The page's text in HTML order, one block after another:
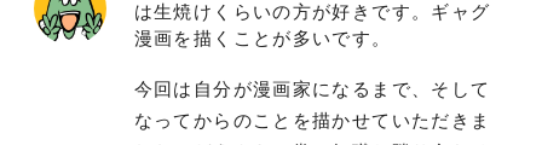
は生焼けくらいの方が好きです。ギャグ
漫画を描くことが多いです。
今回は自分が漫画家になるまで、そして
なってからのことを描かせていただきま